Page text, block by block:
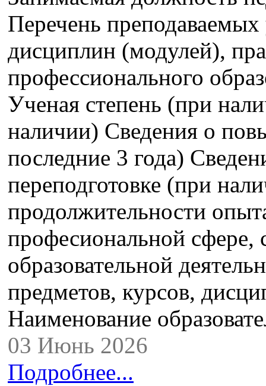
Перечень
дисциплин (модулей),
профессионального
Ученая степень (при
наличии) Сведения о
последние 3 года)
переподготовке (при
продолжительности
професиональной сфере,
образовательной
предметов, курсов,
Наименование
03 Июнь 2026
Подробнее...